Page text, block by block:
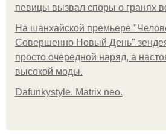
певицы вызвал споры о гранях
На шанхайской премьере
Совершенно Новый День"
просто очередной наряд, а
высокой моды.
Dafunkystyle. Matrix neo.